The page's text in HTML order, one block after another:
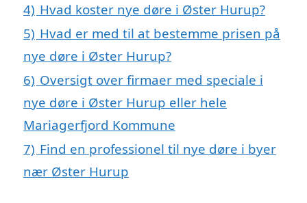
4) Hvad koster nye døre i Øster Hurup?
5) Hvad er med til at bestemme prisen på
nye døre i Øster Hurup?
6) Oversigt over firmaer med speciale i
nye døre i Øster Hurup eller hele
Mariagerfjord Kommune
7) Find en professionel til nye døre i byer
nær Øster Hurup